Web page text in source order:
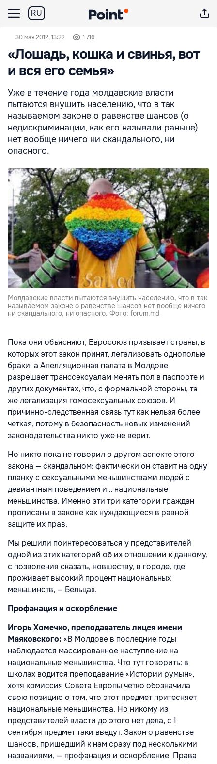
RU
30 мая 2012, 13:22 1 716
«Лошадь, кошка и свинья, вот
и вся его семья»
Уже в течение года молдавские власти
пытаются внушить населению, что в так
называемом законе о равенстве шансов (о
недискриминации, как его называли раньше)
нет вообще ничего ни скандального, ни
опасного.
Молдавские власти пытаются внушить населению, что в так
называемом законе о равенстве шансов нет вообще ничего
ни скандального, ни опасного. Фото: forum.md
Пока они объясняют, Евросоюз призывает страны, в
которых этот закон принят, легализовать однополые
браки, а Апелляционная палата в Молдове
разрешает транссексуалам менять пол в паспорте и
других документах, что, с формальной стороны, та
же легализация гомосексуальных союзов. И
причинно-следственная связь тут как нельзя более
четкая, потому в безопасность новых изменений
законодательства никто уже не верит.
Но никто пока не говорил о другом аспекте этого
закона — скандальном: фактически он ставит на одну
планку с сексуальными меньшинствами людей с
девиантным поведением и… национальные
меньшинства. Именно эти три категории граждан
прописаны в законе как нуждающиеся в равной
защите их прав.
Мы решили поинтересоваться у представителей
одной из этих категорий об их отношении к данному,
с позволения сказать, новшеству, в городе, где
проживает высокий процент национальных
меньшинств, — Бельцах.
Профанация и оскорбление
Игорь Хомечко, преподаватель лицея имени
Маяковского: «В Молдове в последние годы
наблюдается массированное наступление на
национальные меньшинства. Что тут говорить: в
школах водится преподавание «Истории румын»,
хотя комиссия Совета Европы четко обозначила
свою позицию о том, что этот предмет притесняет
национальные меньшинства. Но никому из
представителей власти до этого нет дела, с 1
сентября предмет таки введут. Закон о равенстве
шансов, пришедший к нам сразу под несколькими
названиями, — профанация и оскорбление. Права